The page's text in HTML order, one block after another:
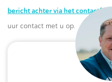
bericht achter via het
uur contact met u op.